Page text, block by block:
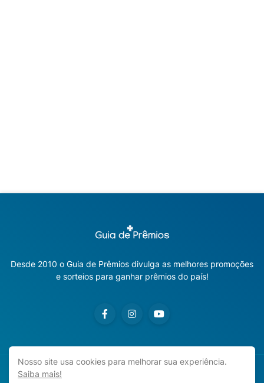
Desde 2010 o Guia de Prêmios divulga as melhores promoções
e sorteios para ganhar prêmios do país!
Copyright ©
Nosso site usa cookies para melhorar sua experiência.
Saiba mais!